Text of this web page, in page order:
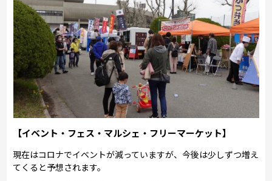
【イベント・フェス・マルシェ・フリーマーケット】
現在はコロナでイベントが減っていますが、今後は少しずつ増え
てくると予想されます。